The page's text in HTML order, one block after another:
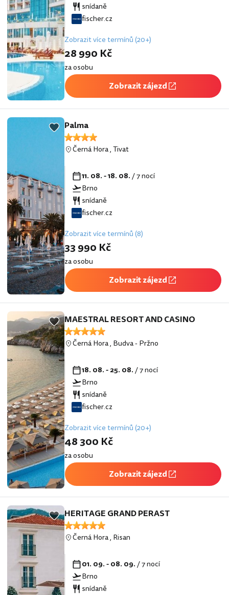
snídaně
fischer.cz
Zobrazit více termínů (20+)
28 990 Kč
za osobu
Zobrazit zájezd
Palma
Černá Hora,Tivat
11. 08. - 18. 08./ 7 nocí
Brno
snídaně
fischer.cz
Zobrazit více termínů (8)
33 990 Kč
za osobu
Zobrazit zájezd
MAESTRAL RESORT AND CASINO
Černá Hora, Budva-Pržno
18. 08. - 25. 08./ 7 nocí
Brno
snídaně
fischer.cz
Zobrazit více termínů (20+)
48 300 Kč
za osobu
Zobrazit zájezd
HERITAGE GRAND PERAST
Černá Hora, Risan
01. 09. - 08. 09./ 7 nocí
Brno
snídaně